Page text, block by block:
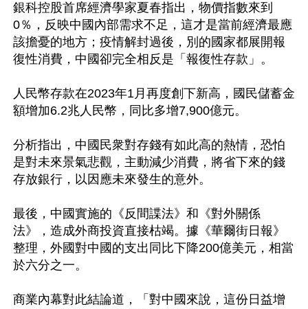
銀科控股首席經濟學家夏春指出，物價指數來到
0％，反映中國內部需求不足，這才是當前經濟最應
該擔憂的地方；疫情解封過後，別的國家都展開報
復性消費，中國卻完全相反是「報復性存款」。
人民幣存款在2023年1月再度創下新高，國民儲蓄金
額增加6.2兆人民幣，同比多增7,900億元。
分析指出，中國民衆對存錢有如此高的熱情，恐怕
是對未來景氣悲觀，主動減少消費，將省下來的錢
存放銀行，以因應未來發生的意外。
最後，中國實施的《反間諜法》和《對外關係
法》，造成外商投資直接枯竭。據《華爾街日報》
整理，外國對中國的支出同比下降200億美元，相當
於六分之一。
商業內幕對此結論道，「對中國來說，這份日益增